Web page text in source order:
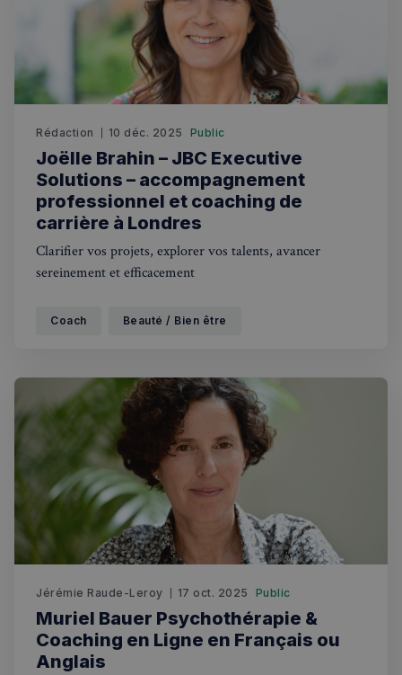
Rédaction 10 déc. 2025 Public
Joëlle Brahin – JBC Executive
Solutions – accompagnement
professionnel et coaching de
carrière à Londres
Clarifier vos projets, explorer vos talents, avancer
sereinement et efficacement
Coach Beauté / Bien être
Jérémie Raude-Leroy 17 oct. 2025 Public
Muriel Bauer Psychothérapie &
Coaching en Ligne en Français ou
Anglais